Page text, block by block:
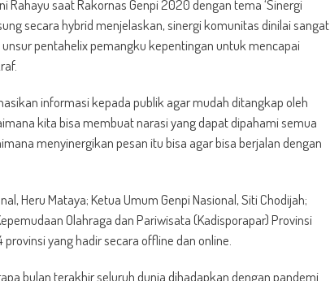
saat Rakornas Genpi 2020 dengan tema ‘Sinergi
secara hybrid menjelaskan, sinergi komunitas dinilai sangat
pentahelix pemangku kepentingan untuk mencapai
informasi kepada publik agar mudah ditangkap oleh
kita bisa membuat narasi yang dapat dipahami semua
menyinergikan pesan itu bisa agar bisa berjalan dengan
Heru Mataya; Ketua Umum Genpi Nasional, Siti Chodijah;
Olahraga dan Pariwisata (Kadisporapar) Provinsi
yang hadir secara offline dan online.
bulan terakhir seluruh dunia dihadapkan dengan pandemi.